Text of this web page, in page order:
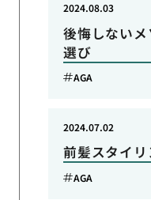
後悔しない
選び
2024.08.03
AGA
前髪スタイ
2024.07.02
AGA